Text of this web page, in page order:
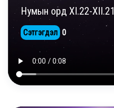
Нумын орд XI.22-XII.21
Сэтгэгдэл 0